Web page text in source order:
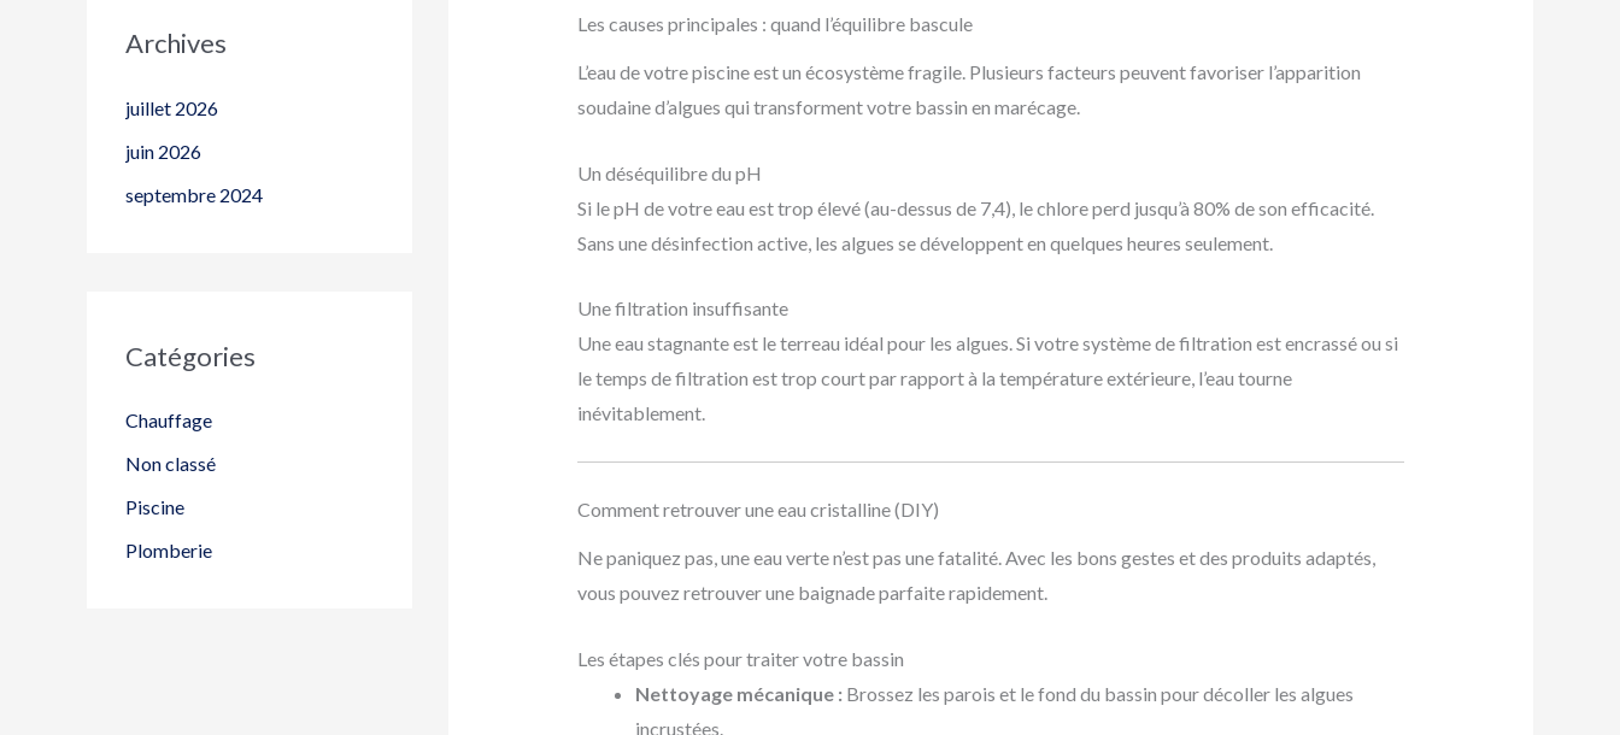
Archives
juillet 2026
juin 2026
septembre 2024
Catégories
Chauffage
Non classé
Piscine
Plomberie
Les causes principales : quand l’équilibre bascule
L’eau de votre piscine est un écosystème fragile. Plusieurs facteurs peuvent favoriser l’apparition
soudaine d’algues qui transforment votre bassin en marécage.
Un déséquilibre du pH
Si le pH de votre eau est trop élevé (au-dessus de 7,4), le chlore perd jusqu’à 80% de son efficacité.
Sans une désinfection active, les algues se développent en quelques heures seulement.
Une filtration insuffisante
Une eau stagnante est le terreau idéal pour les algues. Si votre système de filtration est encrassé ou si
le temps de filtration est trop court par rapport à la température extérieure, l’eau tourne
inévitablement.
Comment retrouver une eau cristalline (DIY)
Ne paniquez pas, une eau verte n’est pas une fatalité. Avec les bons gestes et des produits adaptés,
vous pouvez retrouver une baignade parfaite rapidement.
Les étapes clés pour traiter votre bassin
Nettoyage mécanique : Brossez les parois et le fond du bassin pour décoller les algues
incrustées.